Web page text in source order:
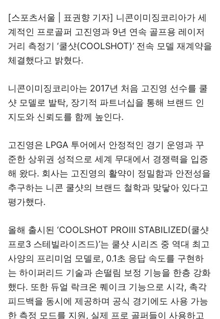
[스포츠서울 | 표권향 기자] 니콘이미징코리아가 세
계적인 프로골퍼 고진영과 9년 연속 골프용 레이저
거리 측정기 ‘쿨샷(COOLSHOT)’ 전속 모델 재계약을
체결했다고 밝혔다.
니콘이미징코리아는 2017년 처음 고진영 선수를 쿨
샷 모델로 발탁, 장기적 파트너십을 통해 브랜드 인
지도와 신뢰도를 함께 높인다.
고진영은 LPGA 투어에서 안정적인 경기 운영과 꾸
준한 상위권 성적으로 세계 무대에서 경쟁력을 입증
해 왔다. 회사는 고진영의 활약이 정밀함과 안전성을
추구하는 니콘 쿨샷의 브랜드 철학과 맞닿아 있다고
평가했다.
올해 출시된 ‘COOLSHOT PROIII STABILIZED(쿨샷
프로3 스테빌라이즈드)’는 쿨샷 시리즈 중 역대 최고
사양의 프리미엄 모델로, 0.1초 응답 속도를 구현하
는 하이퍼리드 기술과 손떨림 보정 기능을 한층 강화
했다. 또한 듀얼 락크온 퀘이크 기능으로 시각, 촉각
피드백을 동시에 제공하며 공식 경기에도 사용 가능
한 측정 모드를 지원, 실제 프로 골퍼들이 사용하고